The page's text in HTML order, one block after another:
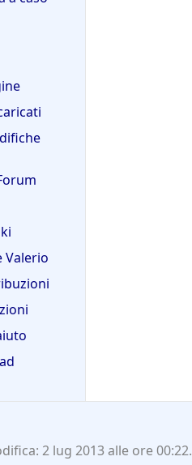
Valerio
2 lug 2013 alle ore 00:22.